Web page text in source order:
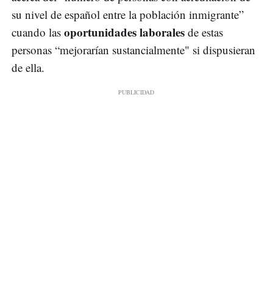
su nivel de español entre la población inmigrante”
cuando las oportunidades laborales de estas
personas “mejorarían sustancialmente" si dispusieran
de ella.